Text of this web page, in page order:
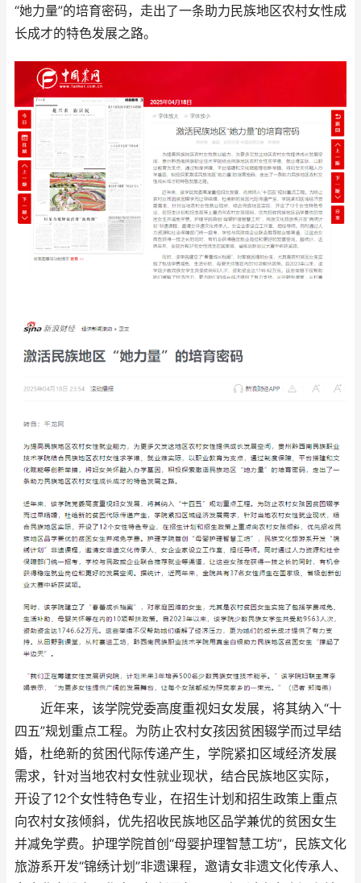
“她力量”的培育密码，走出了一条助力民族地区农村女性成
长成才的特色发展之路。
近年来，该学院党委高度重视妇女发展，将其纳入“十
四五”规划重点工程。为防止农村女孩因贫困辍学而过早结
婚，杜绝新的贫困代际传递产生，学院紧扣区域经济发展
需求，针对当地农村女性就业现状，结合民族地区实际，
开设了12个女性特色专业，在招生计划和招生政策上重点
向农村女孩倾斜，优先招收民族地区品学兼优的贫困女生
并减免学费。护理学院首创“母婴护理智慧工坊”，民族文化
旅游系开发“锦绣计划”非遗课程，邀请女非遗文化传承人、